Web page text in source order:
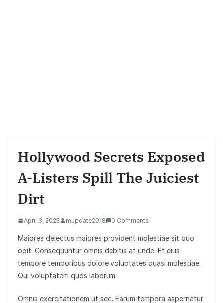
Hollywood Secrets Exposed
A-Listers Spill The Juiciest
Dirt
April 3, 2025 mupdate2018 0 Comments
Maiores delectus maiores provident molestiae sit quo
odit. Consequuntur omnis debitis at unde. Et eius
tempore temporibus dolore voluptates quasi molestiae.
Qui voluptatem quos laborum.
Omnis exercitationem ut sed. Earum tempora aspernatur